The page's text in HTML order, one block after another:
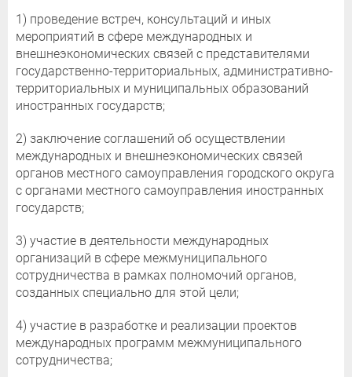
1) проведение встреч, консультаций и иных
мероприятий в сфере международных и
внешнеэкономических связей с представителями
государственно-территориальных, административно-
территориальных и муниципальных образований
иностранных государств;
2) заключение соглашений об осуществлении
международных и внешнеэкономических связей
органов местного самоуправления городского округа
с органами местного самоуправления иностранных
государств;
3) участие в деятельности международных
организаций в сфере межмуниципального
сотрудничества в рамках полномочий органов,
созданных специально для этой цели;
4) участие в разработке и реализации проектов
международных программ межмуниципального
сотрудничества;